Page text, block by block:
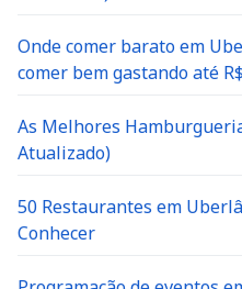
Onde comer barato em
comer bem gastando até
As Melhores
Atualizado)
50 Restaurantes em
Conhecer
Programação de eventos